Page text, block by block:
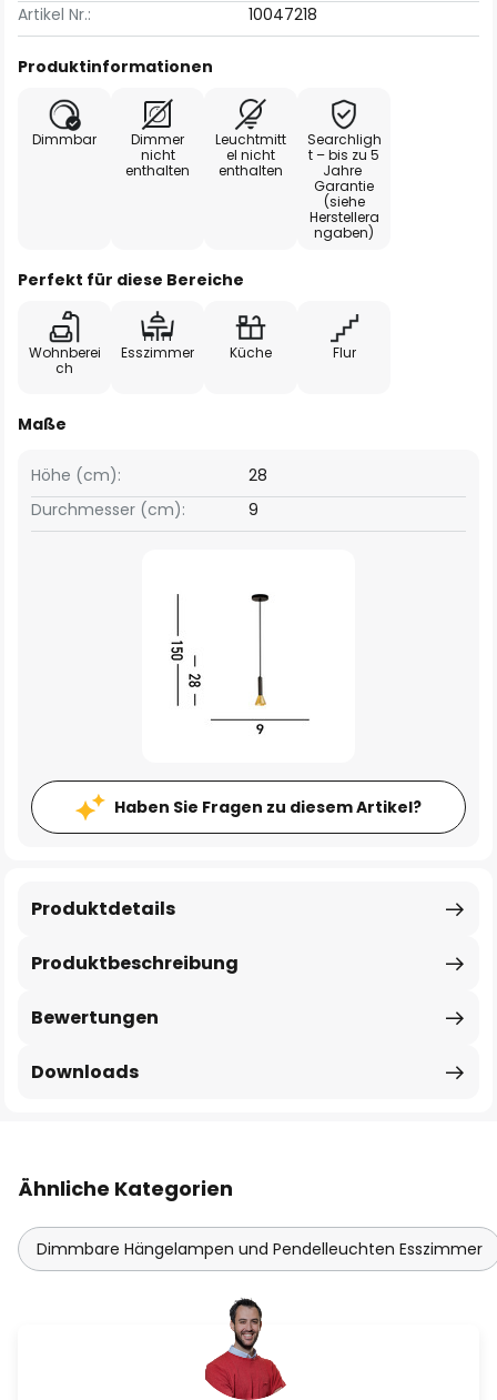
Artikel Nr.:
10047218
Produktinformationen
Dimmbar
Dimmer
nicht
enthalten
Leuchtmitt
el nicht
enthalten
Searchligh
t – bis zu 5
Jahre
Garantie
(siehe
Herstellera
ngaben)
Perfekt für diese Bereiche
Wohnberei
ch
Esszimmer Küche Flur
Maße
Höhe (cm):
28
Durchmesser (cm):
9
Haben Sie Fragen zu diesem Artikel?
Produktbeschreibung
Produktdetails
Bewertungen
Downloads
Ähnliche Kategorien
Dimmbare Hängelampen und Pendelleuchten Esszimmer